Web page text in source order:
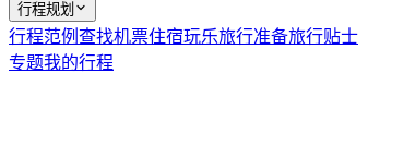
行程规划
行程范例 查找机票住宿玩乐旅行准备旅行贴士
专题我的行程